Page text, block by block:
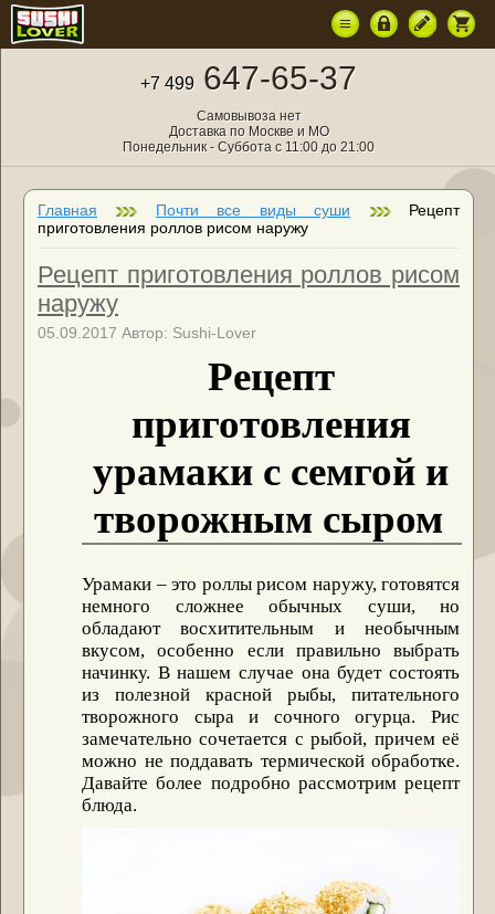
+7 499 647-65-37
Самовывоза нет
Доставка по Москве и МО
Понедельник - Суббота с 11:00 до 21:00
Главная Почти все виды суши
Рецепт
приготовления роллов рисом наружу
Рецепт приготовления роллов рисом
наружу
05.09.2017 Автор: Sushi-Lover
Рецепт
приготовления
урамаки с семгой и
творожным сыром
Урамаки – это роллы рисом наружу, готовятся
немного сложнее обычных суши, но
обладают восхитительным и необычным
вкусом, особенно если правильно выбрать
начинку. В нашем случае она будет состоять
из полезной красной рыбы, питательного
творожного сыра и сочного огурца. Рис
замечательно сочетается с рыбой, причем её
можно не поддавать термической обработке.
Давайте более подробно рассмотрим рецепт
блюда.